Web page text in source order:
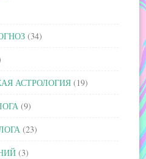
(34)
АСТРОЛОГИЯ (19)
(9)
(23)
(3)